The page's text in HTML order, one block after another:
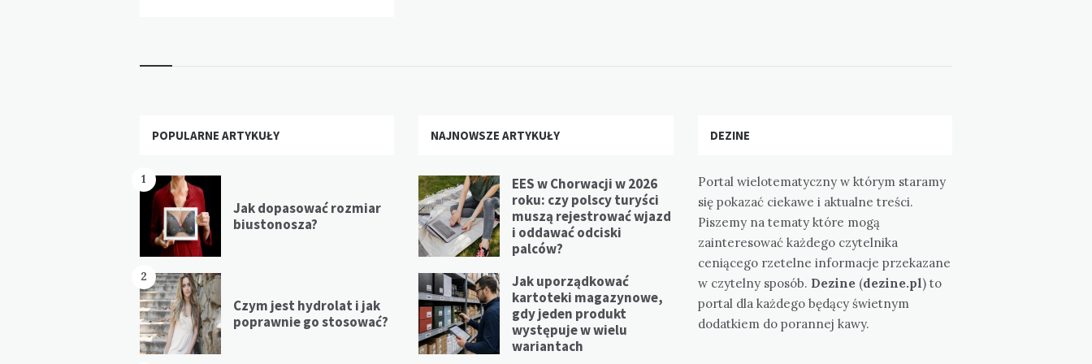
Widgets
POPULARNE ARTYKUŁY
1
Jak dopasować rozmiar
biustonosza?
2
Czym jest hydrolat i jak
poprawnie go stosować?
NAJNOWSZE ARTYKUŁY
EES w Chorwacji w 2026
roku: czy polscy turyści
muszą rejestrować wjazd
i oddawać odciski
palców?
Jak uporządkować
kartoteki magazynowe,
gdy jeden produkt
występuje w wielu
wariantach
DEZINE
Portal wielotematyczny w którym staramy
się pokazać ciekawe i aktualne treści.
Piszemy na tematy które mogą
zainteresować każdego czytelnika
ceniącego rzetelne informacje przekazane
w czytelny sposób. Dezine(dezine.pl) to
portal dla każdego będący świetnym
dodatkiem do porannej kawy.